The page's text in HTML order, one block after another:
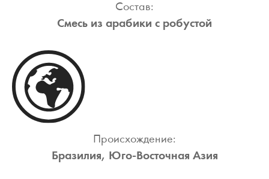
Состав:
Смесь из арабики с робустой
Происхождение:
Бразилия, Юго-Восточная Азия